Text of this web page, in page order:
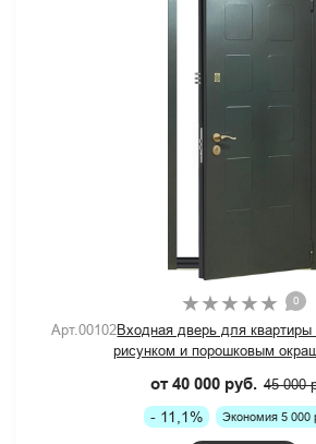
0
Арт.00102Входная дверь для
рисунком и порошковым
от 40 000 руб. 45 000
- 11,1% Экономия 5 000